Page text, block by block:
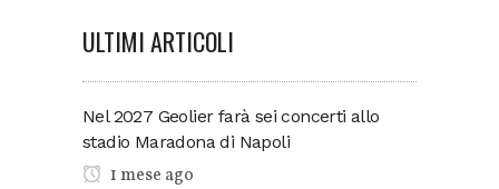
ULTIMI ARTICOLI
Nel 2027 Geolier farà sei concerti allo
stadio Maradona di Napoli
1 mese ago